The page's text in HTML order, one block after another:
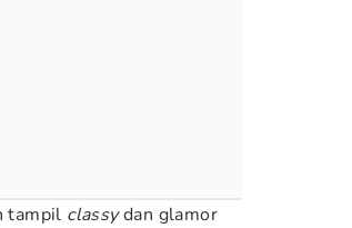
tampil classydan glamor